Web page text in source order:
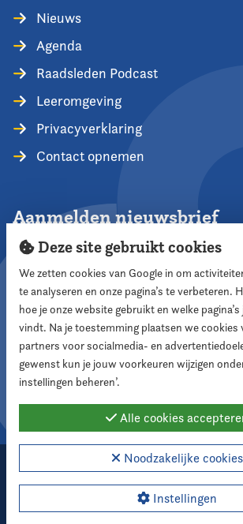
Nieuws
Agenda
Raadsleden Podcast
Leeromgeving
Privacyverklaring
Contact opnemen
Aanmelden nieuwsbrief
Aanmelden
Volg ons
2026 Nederlandse Vereniging
Cookie instellingen
Deze site gebruikt cookies
We zetten cookies van Google in om
te analyseren en onze pagina’s te verbeteren.
hoe je onze website gebruikt en welke
vindt. Na je toestemming plaatsen we cookies
partners voor socialmedia- en
gewenst kun je jouw voorkeuren wijzigen
instellingen beheren’.
Alle cookies
Noodzakelijke cookies
Instellingen